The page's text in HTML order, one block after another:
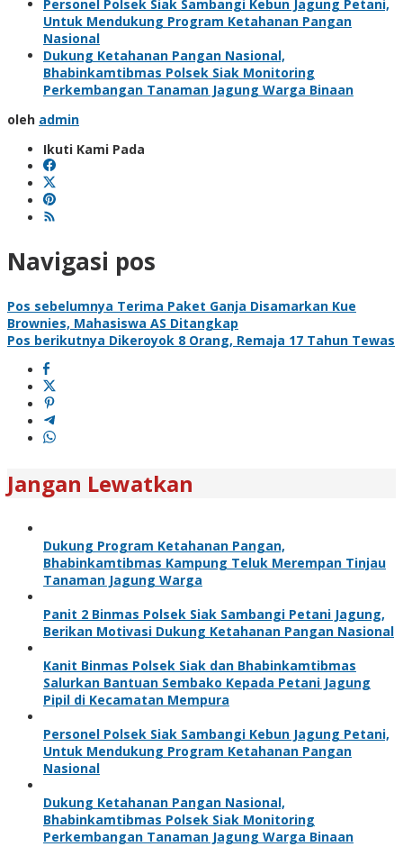
Personel Polsek Siak Sambangi Kebun Jagung Petani,
Untuk Mendukung Program Ketahanan Pangan
Nasional
Dukung Ketahanan Pangan Nasional,
Bhabinkamtibmas Polsek Siak Monitoring
Perkembangan Tanaman Jagung Warga Binaan
oleh admin
Ikuti Kami Pada
Navigasi pos
Pos sebelumnya Terima Paket Ganja Disamarkan Kue
Brownies, Mahasiswa AS Ditangkap
Pos berikutnya Dikeroyok 8 Orang, Remaja 17 Tahun Tewas
Jangan Lewatkan
Dukung Program Ketahanan Pangan,
Bhabinkamtibmas Kampung Teluk Merempan Tinjau
Tanaman Jagung Warga
Panit 2 Binmas Polsek Siak Sambangi Petani Jagung,
Berikan Motivasi Dukung Ketahanan Pangan Nasional
Kanit Binmas Polsek Siak dan Bhabinkamtibmas
Salurkan Bantuan Sembako Kepada Petani Jagung
Pipil di Kecamatan Mempura
Personel Polsek Siak Sambangi Kebun Jagung Petani,
Untuk Mendukung Program Ketahanan Pangan
Nasional
Dukung Ketahanan Pangan Nasional,
Bhabinkamtibmas Polsek Siak Monitoring
Perkembangan Tanaman Jagung Warga Binaan